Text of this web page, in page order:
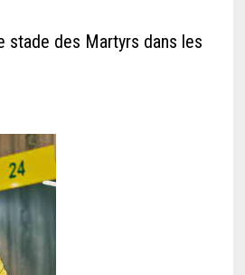
stade des Martyrs dans les